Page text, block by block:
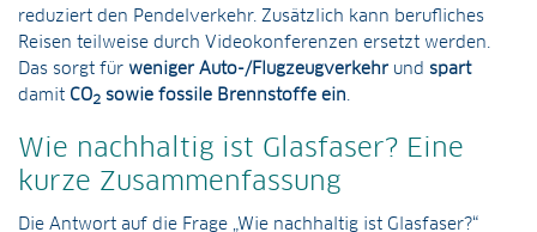
reduziert den Pendelverkehr. Zusätzlich kann berufliches
Reisen teilweise durch Videokonferenzen ersetzt werden.
Das sorgt für weniger Auto-/Flugzeugverkehr und spart
damit CO2 sowie fossile Brennstoffe ein.
Wie nachhaltig ist Glasfaser? Eine
kurze Zusammenfassung
Die Antwort auf die Frage „Wie nachhaltig ist Glasfaser?“